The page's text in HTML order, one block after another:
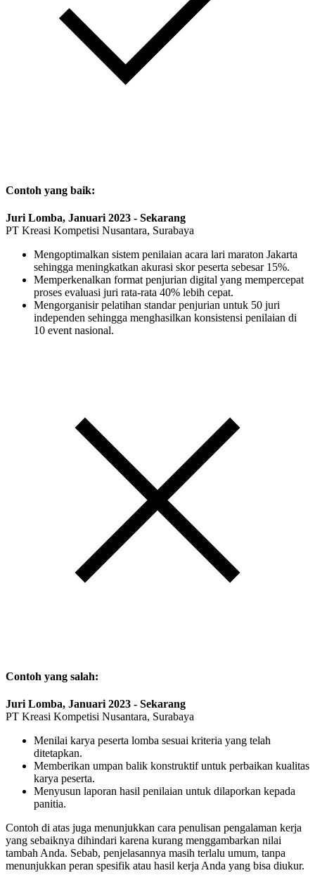
Contoh yang baik:
Juri Lomba, Januari 2023 - Sekarang
PT Kreasi Kompetisi Nusantara, Surabaya
Mengoptimalkan sistem penilaian acara lari maraton Jakarta
sehingga meningkatkan akurasi skor peserta sebesar 15%.
Memperkenalkan format penjurian digital yang mempercepat
proses evaluasi juri rata-rata 40% lebih cepat.
Mengorganisir pelatihan standar penjurian untuk 50 juri
independen sehingga menghasilkan konsistensi penilaian di
10 event nasional.
Contoh yang salah:
Juri Lomba, Januari 2023 - Sekarang
PT Kreasi Kompetisi Nusantara, Surabaya
Menilai karya peserta lomba sesuai kriteria yang telah
ditetapkan.
Memberikan umpan balik konstruktif untuk perbaikan kualitas
karya peserta.
Menyusun laporan hasil penilaian untuk dilaporkan kepada
panitia.
Contoh di atas juga menunjukkan cara penulisan pengalaman kerja
yang sebaiknya dihindari karena kurang menggambarkan nilai
tambah Anda. Sebab, penjelasannya masih terlalu umum, tanpa
menunjukkan peran spesifik atau hasil kerja Anda yang bisa diukur.